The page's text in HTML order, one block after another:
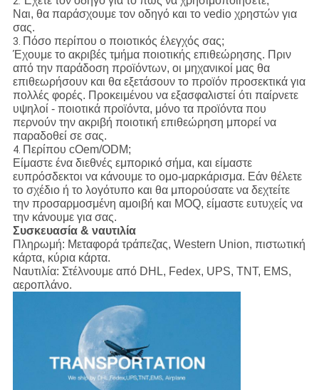
Ναι, θα παράσχουμε τον οδηγό και το vedio χρηστών για
σας.
3. Πόσο περίπου ο ποιοτικός έλεγχός σας;
Έχουμε το ακριβές τμήμα ποιοτικής επιθεώρησης. Πριν
από την παράδοση προϊόντων, οι μηχανικοί μας θα
επιθεωρήσουν και θα εξετάσουν το προϊόν προσεκτικά για
πολλές φορές. Προκειμένου να εξασφαλιστεί ότι παίρνετε
υψηλοί - ποιοτικά προϊόντα, μόνο τα προϊόντα που
περνούν την ακριβή ποιοτική επιθεώρηση μπορεί να
παραδοθεί σε σας.
4. Περίπου cOem/ODM;
Είμαστε ένα διεθνές εμπορικό σήμα, και είμαστε
ευπρόσδεκτοι να κάνουμε το ομο-μαρκάρισμα. Εάν θέλετε
το σχέδιο ή το λογότυπο και θα μπορούσατε να δεχτείτε
την προσαρμοσμένη αμοιβή και MOQ, είμαστε ευτυχείς να
την κάνουμε για σας.
Συσκευασία & ναυτιλία
Πληρωμή: Μεταφορά τράπεζας, Western Union, πιστωτική
κάρτα, κύρια κάρτα.
Ναυτιλία: Στέλνουμε από DHL, Fedex, UPS, TNT, EMS,
αεροπλάνο.